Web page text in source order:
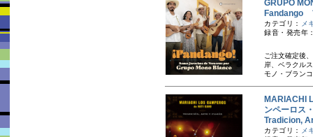
GRUPO
Fandango
カテゴリ：
メ
録音・発売年
ご注文確定後
岸、ベラクル
モノ・ブラン
MARIACHI
ンペーロス
Tradicion,
カテゴリ：
メ